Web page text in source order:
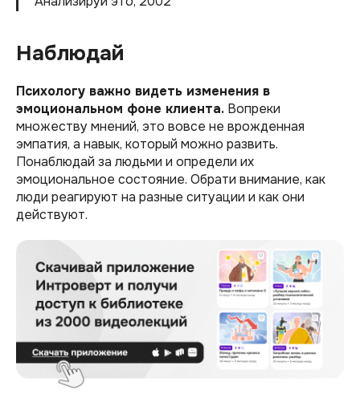
Наблюдай
Психологу важно видеть изменения в
эмоциональном фоне клиента. Вопреки
множеству мнений, это вовсе не врожденная
эмпатия, а навык, который можно развить.
Понаблюдай за людьми и определи их
эмоциональное состояние. Обрати внимание, как
люди реагируют на разные ситуации и как они
действуют.